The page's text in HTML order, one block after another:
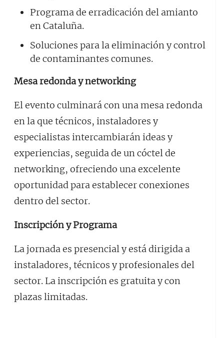
Programa de erradicación del amianto
en Cataluña.
Soluciones para la eliminación y control
de contaminantes comunes.
Mesa redonda y networking
El evento culminará con una mesa redonda
en la que técnicos, instaladores y
especialistas intercambiarán ideas y
experiencias, seguida de un cóctel de
networking, ofreciendo una excelente
oportunidad para establecer conexiones
dentro del sector.
Inscripción y Programa
La jornada es presencial y está dirigida a
instaladores, técnicos y profesionales del
sector. La inscripción es gratuita y con
plazas limitadas.